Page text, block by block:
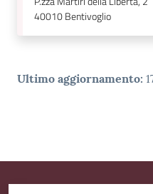
40010Bentivoglio
Ultimo aggiornamento: